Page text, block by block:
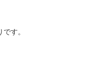
す。